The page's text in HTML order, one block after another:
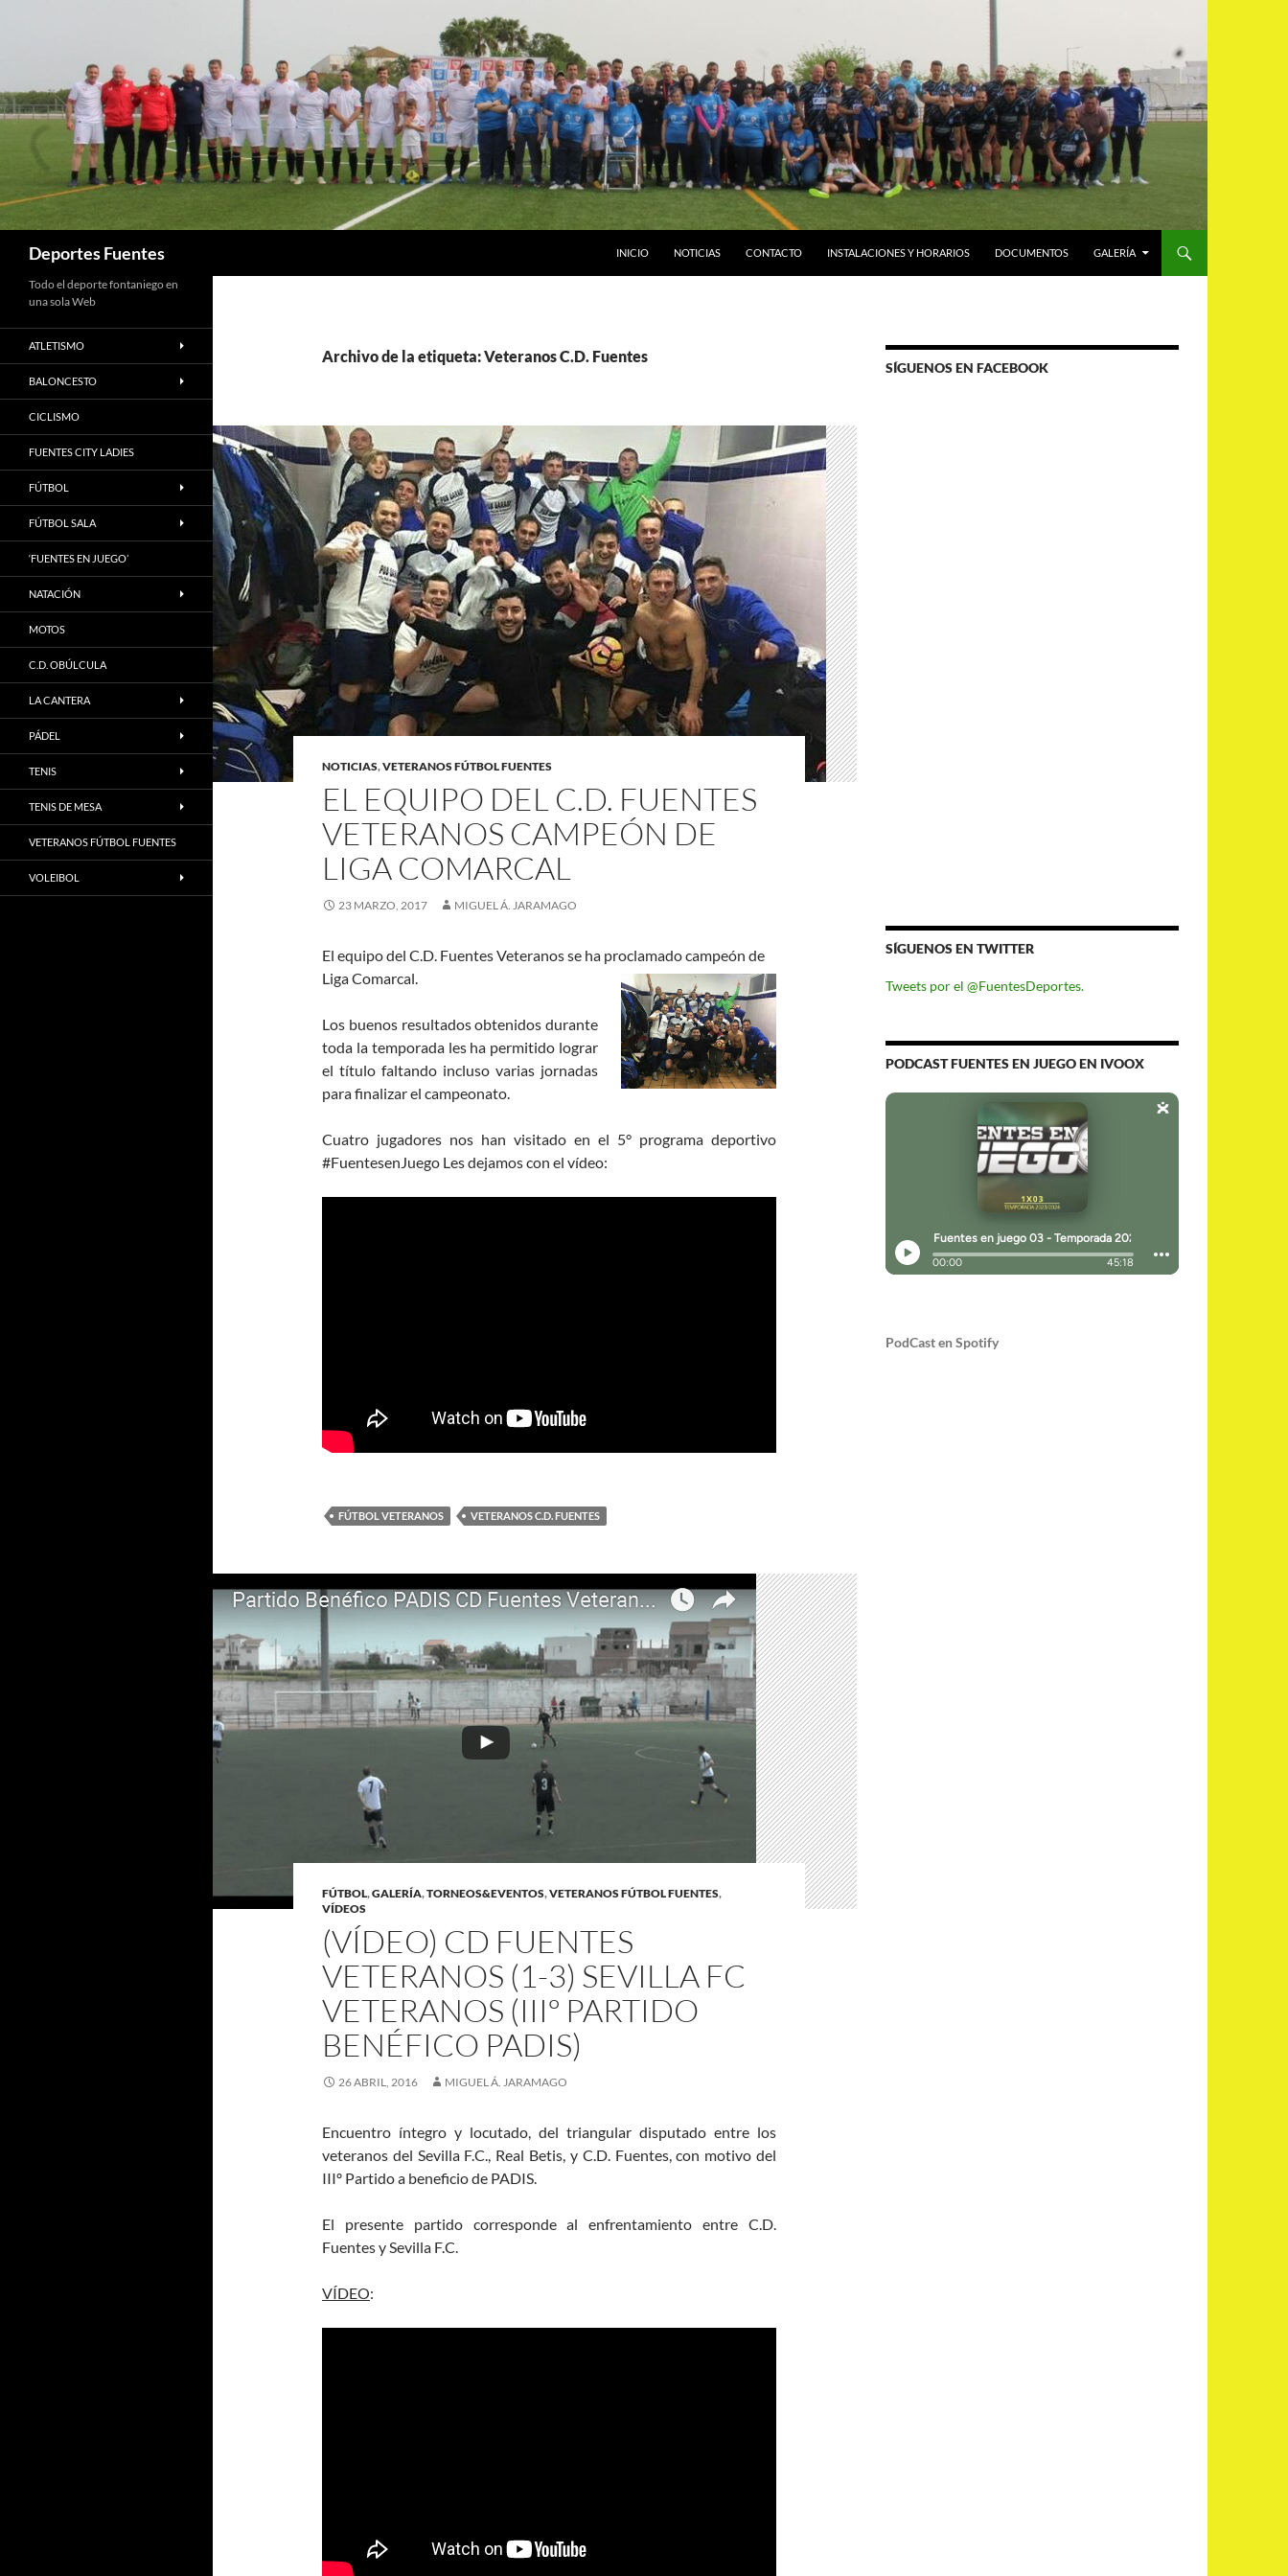
Deportes Fuentes INICIO NOTICIAS CONTACTO INSTALACIONES Y HORARIOS DOCUMENTOS GALERÍA
Archivo de la etiqueta: Veteranos C.D. Fuentes
NOTICIAS,VETERANOS FÚTBOL FUENTES
EL EQUIPO DEL C.D. FUENTES
VETERANOS CAMPEÓN DE
LIGA COMARCAL
23 MARZO, 2017 MIGUEL Á. JARAMAGO
El equipo del C.D. Fuentes Veteranos se ha proclamado campeón de
Liga Comarcal.
Los buenos resultados obtenidos durante
toda la temporada les ha permitido lograr
el título faltando incluso varias jornadas
para finalizar el campeonato.
Cuatro jugadores nos han visitado en el 5° programa deportivo
#FuentesenJuego Les dejamos con el vídeo:
FÚTBOL VETERANOS VETERANOS C.D. FUENTES
FÚTBOL,GALERÍA,TORNEOS&EVENTOS,VETERANOS FÚTBOL FUENTES,
VÍDEOS
(VÍDEO) CD FUENTES
VETERANOS (1-3) SEVILLA FC
VETERANOS (IIIº PARTIDO
BENÉFICO PADIS)
26 ABRIL, 2016 MIGUEL Á. JARAMAGO
Encuentro íntegro y locutado, del triangular disputado entre los
veteranos del Sevilla F.C., Real Betis, y C.D. Fuentes, con motivo del
IIIº Partido a beneficio de PADIS.
El presente partido corresponde al enfrentamiento entre C.D.
Fuentes y Sevilla F.C.
VÍDEO:
SÍGUENOS EN FACEBOOK
SÍGUENOS EN TWITTER
Tweets por el @FuentesDeportes.
PODCAST FUENTES EN JUEGO EN IVOOX
PodCast en Spotify
Todo el deporte fontaniego en
una sola Web
ATLETISMO
BALONCESTO
CICLISMO
FUENTES CITY LADIES
FÚTBOL
FÚTBOL SALA
‘FUENTES EN JUEGO’
NATACIÓN
MOTOS
C.D. OBÚLCULA
LA CANTERA
PÁDEL
TENIS
TENIS DE MESA
VETERANOS FÚTBOL FUENTES
VOLEIBOL